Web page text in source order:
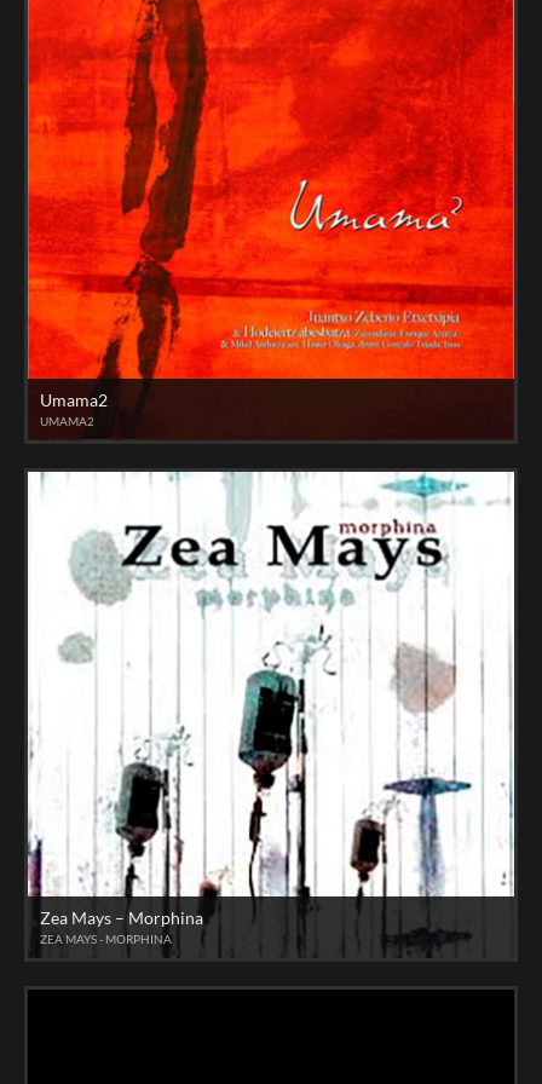
Umama2
UMAMA2
Zea Mays – Morphina
ZEA MAYS - MORPHINA